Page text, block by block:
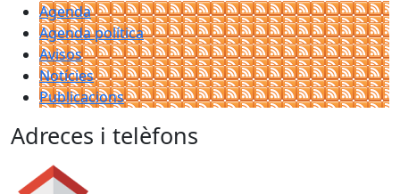
Agenda
Agenda política
Avisos
Notícies
Publicacions
Adreces i telèfons